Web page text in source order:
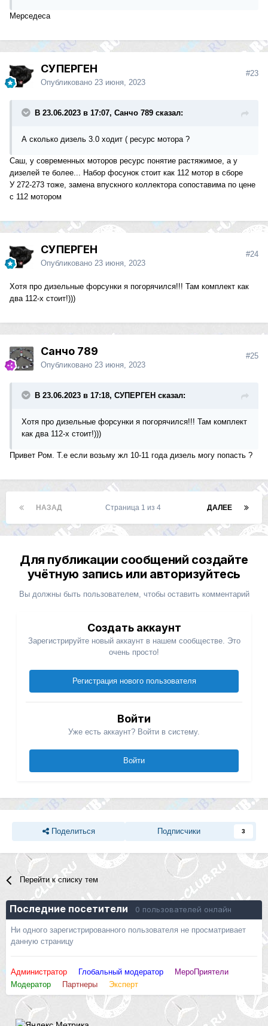
Мерседеса
СУПЕРГЕН
Опубликовано 23 июня, 2023
#23
В 23.06.2023 в 17:07, Санчо 789 сказал:
А сколько дизель 3.0 ходит ( ресурс мотора ?
Саш, у современных моторов ресурс понятие растяжимое, а у
дизелей те более... Набор фосунок стоит как 112 мотор в сборе
У 272-273 тоже, замена впускного коллектора сопоставима по цене
с 112 мотором
СУПЕРГЕН
Опубликовано 23 июня, 2023
#24
Хотя про дизельные форсунки я погорячился!!! Там комплект как
два 112-х стоит!)))
Санчо 789
Опубликовано 23 июня, 2023
#25
В 23.06.2023 в 17:18, СУПЕРГЕН сказал:
Хотя про дизельные форсунки я погорячился!!! Там комплект
как два 112-х стоит!)))
Привет Ром. Т.е если возьму жл 10-11 года дизель могу попасть ?
НАЗАД ДАЛЕЕ
Страница 1 из 4
Для публикации сообщений создайте
учётную запись или авторизуйтесь
Вы должны быть пользователем, чтобы оставить комментарий
Создать аккаунт
Зарегистрируйте новый аккаунт в нашем сообществе. Это
очень просто!
Регистрация нового пользователя
Войти
Уже есть аккаунт? Войти в систему.
Войти
Поделиться Подписчики 3
Перейти к списку тем
Последние посетители 0 пользователей онлайн
Ни одного зарегистрированного пользователя не просматривает
данную страницу
Администратор Глобальный модератор
МероПриятели
Модератор
Партнеры Эксперт